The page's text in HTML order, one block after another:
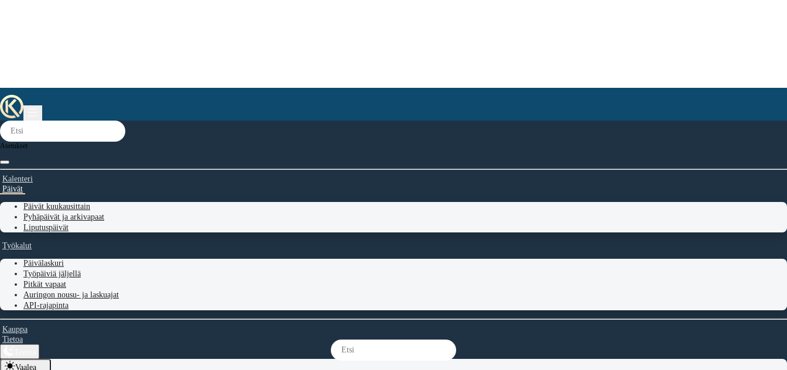
Asetukset
Kalenteri
Päivät
Päivät kuukausittain
Pyhäpäivät ja arkivapaat
Liputuspäivät
Työkalut
Päivälaskuri
Työpäiviä jäljellä
Pitkät vapaat
Auringon nousu- ja laskuajat
API-rajapinta
Kauppa
Tietoa
Vaalea